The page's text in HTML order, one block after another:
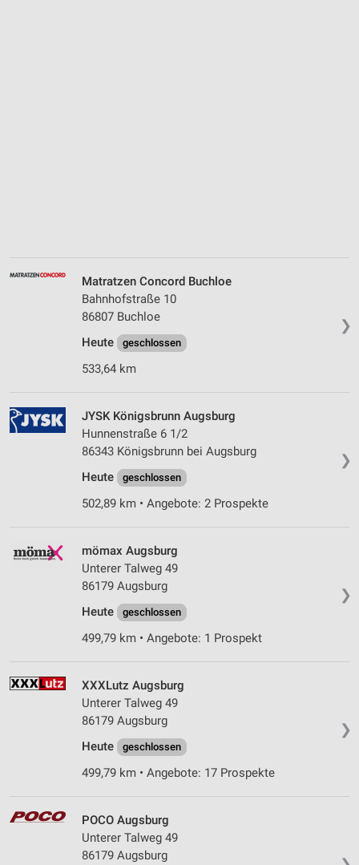
❯
Matratzen Concord Buchloe
Bahnhofstraße 10
86807 Buchloe
Heute
geschlossen
533,64 km
❯
JYSK Königsbrunn Augsburg
Hunnenstraße 6 1/2
86343 Königsbrunn bei Augsburg
Heute
geschlossen
502,89 km • Angebote: 2 Prospekte
❯
mömax Augsburg
Unterer Talweg 49
86179 Augsburg
Heute
geschlossen
499,79 km • Angebote: 1 Prospekt
❯
XXXLutz Augsburg
Unterer Talweg 49
86179 Augsburg
Heute
geschlossen
499,79 km • Angebote: 17 Prospekte
POCO Augsburg
Unterer Talweg 49
86179 Augsburg